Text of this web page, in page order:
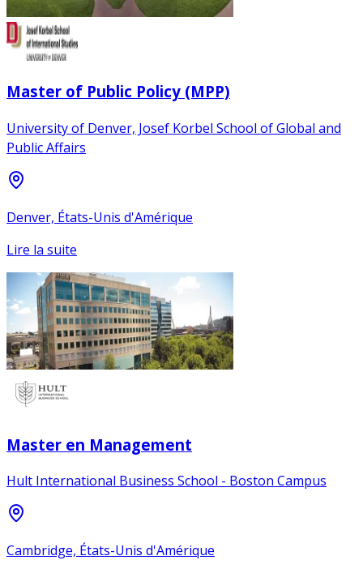
Master of Public Policy (MPP)
University of Denver, Josef Korbel School of Global and
Public Affairs
Denver, États-Unis d'Amérique
Lire la suite
Master en Management
Hult International Business School - Boston Campus
Cambridge, États-Unis d'Amérique